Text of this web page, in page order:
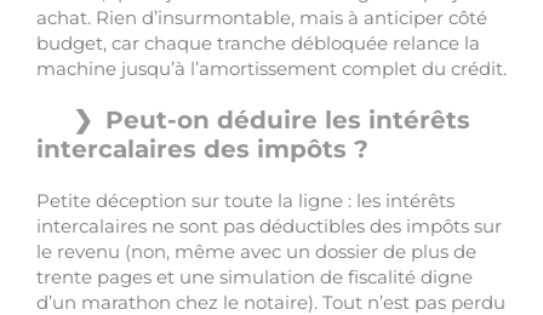
achat. Rien d’insurmontable, mais à anticiper côté
budget, car chaque tranche débloquée relance la
machine jusqu’à l’amortissement complet du crédit.
Peut-on déduire les intérêts
intercalaires des impôts ?
Petite déception sur toute la ligne : les intérêts
intercalaires ne sont pas déductibles des impôts sur
le revenu (non, même avec un dossier de plus de
trente pages et une simulation de fiscalité digne
d’un marathon chez le notaire). Tout n’est pas perdu